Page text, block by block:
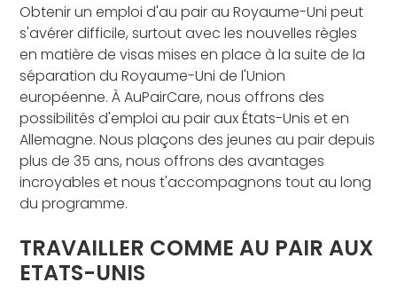
Obtenir un emploi d'au pair au Royaume-Uni peut
s'avérer difficile, surtout avec les nouvelles règles
en matière de visas mises en place à la suite de la
séparation du Royaume-Uni de l'Union
européenne. À AuPairCare, nous offrons des
possibilités d'emploi au pair aux États-Unis et en
Allemagne. Nous plaçons des jeunes au pair depuis
plus de 35 ans, nous offrons des avantages
incroyables et nous t'accompagnons tout au long
du programme.
TRAVAILLER COMME AU PAIR AUX
ETATS-UNIS